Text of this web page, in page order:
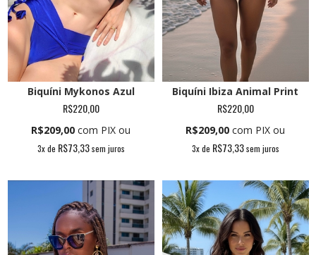
Biquíni Mykonos Azul
R$220,00
R$209,00 com PIX ou
3x de R$73,33sem juros
Biquíni Ibiza Animal Print
R$220,00
R$209,00 com PIX ou
3x de R$73,33sem juros